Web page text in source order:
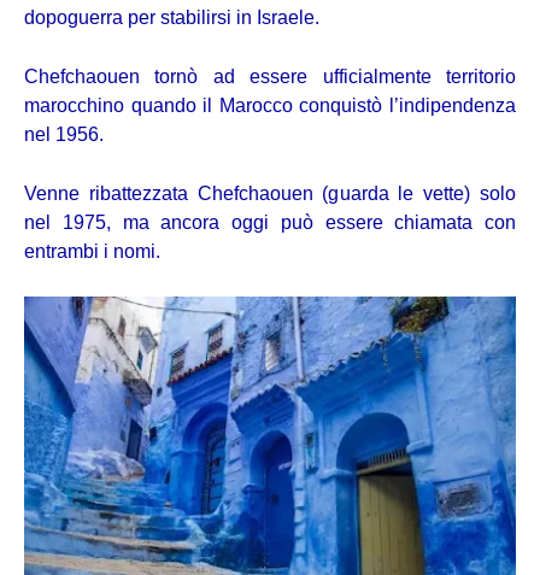
dopoguerra per stabilirsi in Israele.
Chefchaouen tornò ad essere ufficialmente territorio
marocchino quando il Marocco conquistò l’indipendenza
nel 1956.
Venne ribattezzata Chefchaouen (guarda le vette) solo
nel 1975, ma ancora oggi può essere chiamata con
entrambi i nomi.